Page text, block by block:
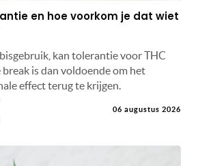
en hoe voorkom je dat wiet
kan tolerantie voor THC
is dan voldoende om het
effect terug te krijgen.
06 augustus 2026